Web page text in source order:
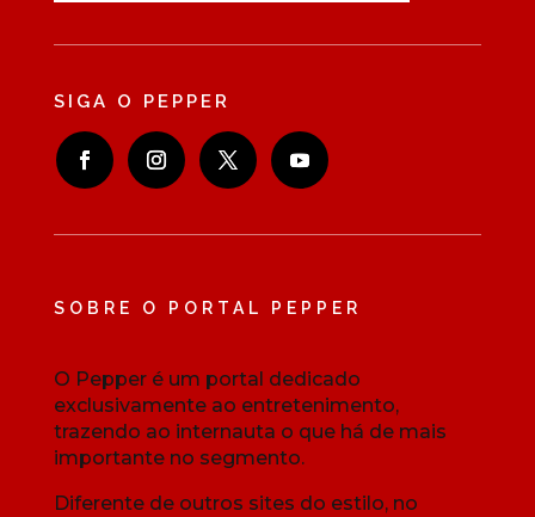
SIGA O PEPPER
SOBRE O PORTAL PEPPER
O Pepper é um portal dedicado
exclusivamente ao entretenimento,
trazendo ao internauta o que há de mais
importante no segmento.
Diferente de outros sites do estilo, no